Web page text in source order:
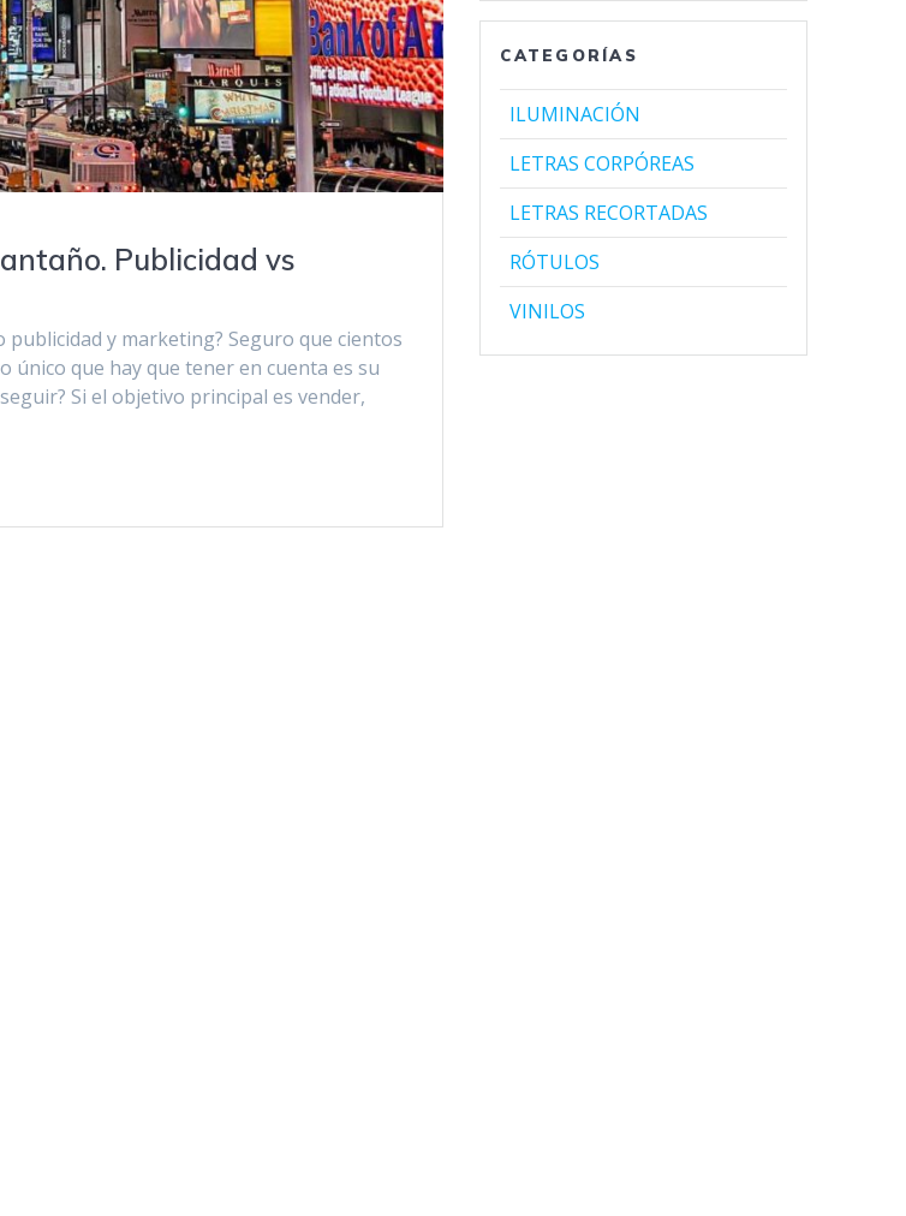
Publicidad vs
y marketing? Seguro que cientos
único que hay que tener en cuenta es su
Si el objetivo principal es vender,
CATEGORÍAS
ILUMINACIÓN
LETRAS CORPÓREAS
LETRAS RECORTADAS
RÓTULOS
VINILOS